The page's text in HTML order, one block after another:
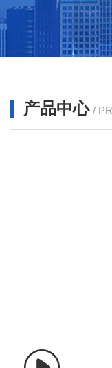
产品中心 /